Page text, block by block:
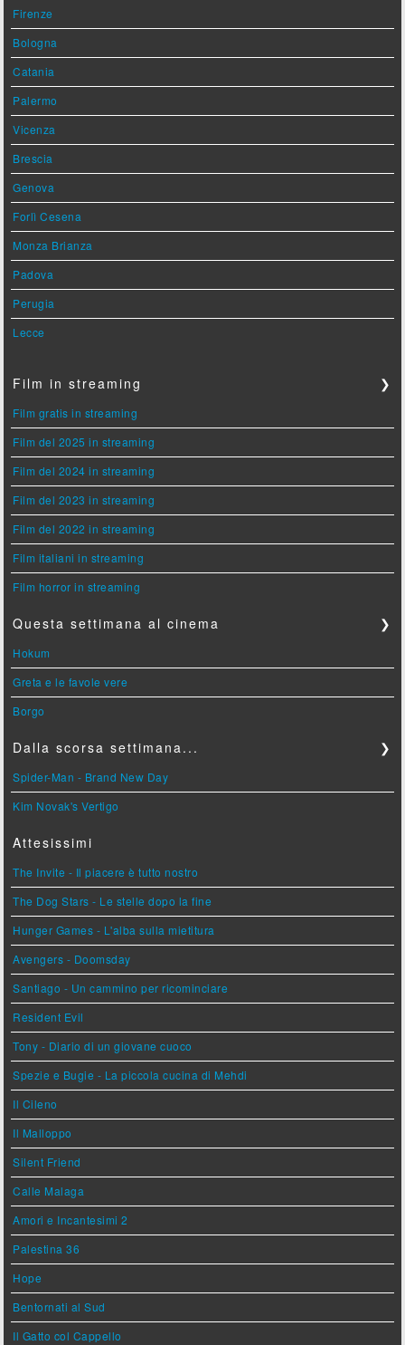
Firenze
Bologna
Catania
Palermo
Vicenza
Brescia
Genova
Forlì Cesena
Monza Brianza
Padova
Perugia
Lecce
Film in streaming ❯
Film gratis in streaming
Film del 2025 in streaming
Film del 2024 in streaming
Film del 2023 in streaming
Film del 2022 in streaming
Film italiani in streaming
Film horror in streaming
Questa settimana al cinema ❯
Hokum
Greta e le favole vere
Borgo
Dalla scorsa settimana... ❯
Spider-Man - Brand New Day
Kim Novak's Vertigo
Attesissimi
The Invite - Il piacere è tutto nostro
The Dog Stars - Le stelle dopo la fine
Hunger Games - L'alba sulla mietitura
Avengers - Doomsday
Santiago - Un cammino per ricominciare
Resident Evil
Tony - Diario di un giovane cuoco
Spezie e Bugie - La piccola cucina di Mehdi
Il Cileno
Il Malloppo
Silent Friend
Calle Malaga
Amori e Incantesimi 2
Palestina 36
Hope
Bentornati al Sud
Il Gatto col Cappello